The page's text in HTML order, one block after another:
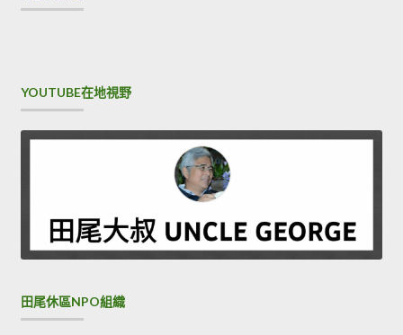
YOUTUBE在地視野
田尾休區NPO組織